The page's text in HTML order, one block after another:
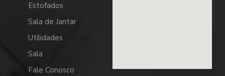
Estofados
Sala de Jantar
Utilidades
Sala
Fale Conosco